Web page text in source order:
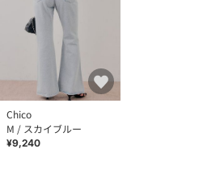
Chico
M / スカイブルー
¥9,240